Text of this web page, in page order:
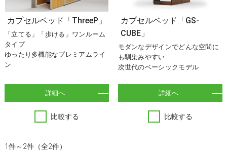
カプセルベッド「ThreeP」
「立てる」「歩ける」ワンルーム
タイプ
ゆったり多機能なプレミアムライ
ン
詳細へ
比較する
カプセルベッド「GS-
CUBE」
モダンなデザインでどんな空間に
も馴染みやすい
次世代のベーシックモデル
詳細へ
比較する
1件～2件（全2件）